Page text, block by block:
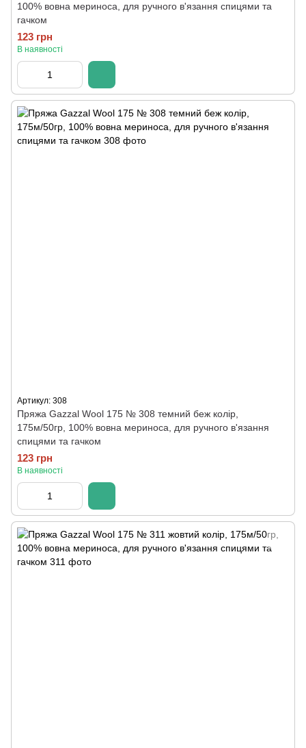
100% вовна мериноса, для ручного в'язання спицями та
гачком
123 грн
В наявності
Артикул: 308
Пряжа Gazzal Wool 175 № 308 темний беж колір,
175м/50гр, 100% вовна мериноса, для ручного в'язання
спицями та гачком
123 грн
В наявності